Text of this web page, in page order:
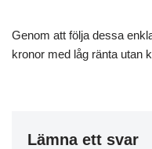
Genom att följa dessa
kronor med låg ränta utan
Lämna ett svar